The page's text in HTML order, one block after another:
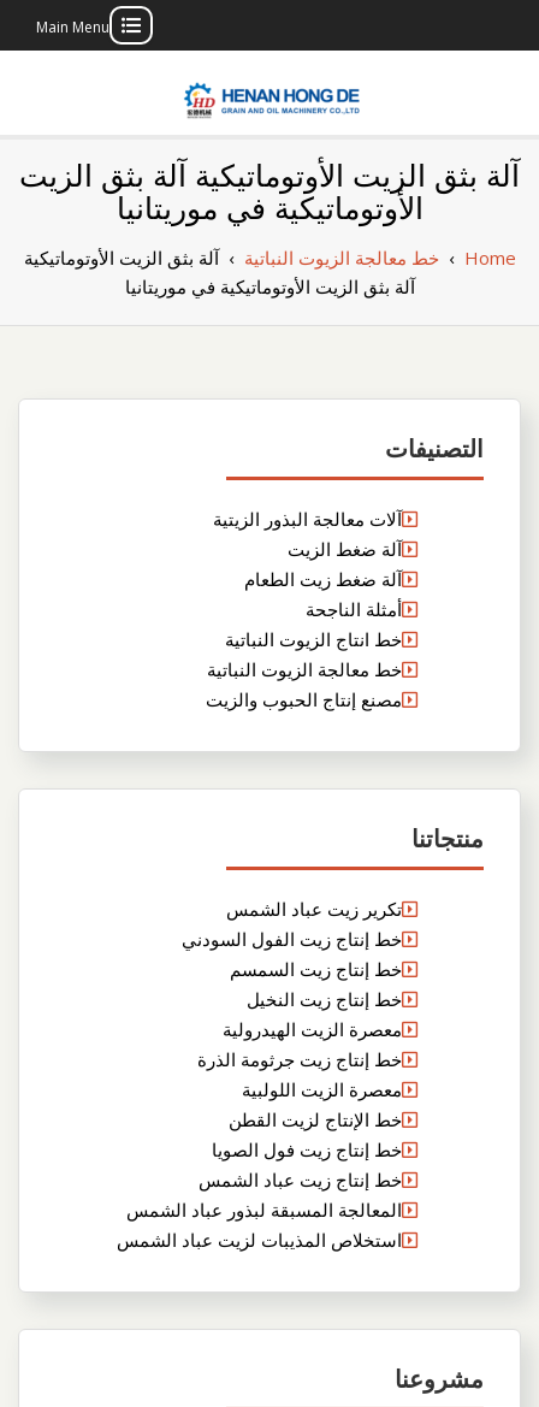
Main Menu
بناء مصنع إنتاج
الزيوت النباتية
الخاص بك
آلة بثق الزيت الأوتوماتيكية آلة بثق الزيت
الأوتوماتيكية في موريتانيا
Home
› خط معالجة الزيوت النباتية ›آلة بثق الزيت الأوتوماتيكية
آلة بثق الزيت الأوتوماتيكية في موريتانيا
التصنيفات
آلات معالجة البذور الزيتية
آلة ضغط الزيت
آلة ضغط زيت الطعام
أمثلة الناجحة
خط انتاج الزيوت النباتية
خط معالجة الزيوت النباتية
مصنع إنتاج الحبوب والزيت
منتجاتنا
تكرير زيت عباد الشمس
خط إنتاج زيت الفول السودني
خط إنتاج زيت السمسم
خط إنتاج زيت النخيل
معصرة الزيت الهيدرولية
خط إنتاج زيت جرثومة الذرة
معصرة الزيت اللولبية
خط الإنتاج لزيت القطن
خط إنتاج زيت فول الصويا
خط إنتاج زيت عباد الشمس
المعالجة المسبقة لبذور عباد الشمس
استخلاص المذيبات لزيت عباد الشمس
مشروعنا